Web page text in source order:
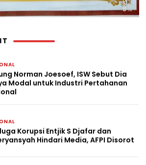
Norman Joesoef, ISW Sebut Dia
Modal untuk Industri Pertahanan
Korupsi Entjik S Djafar dan
Hindari Media, AFPI Disorot